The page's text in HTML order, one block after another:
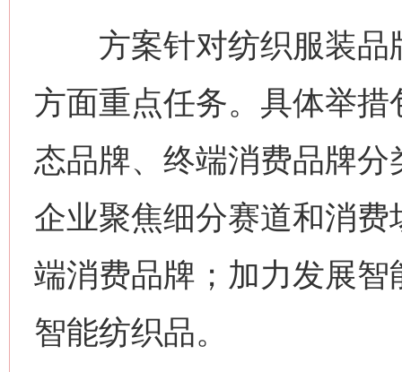
方案针对纺织服装品
方面重点任务。具体举
态品牌、终端消费品牌
企业聚焦细分赛道和消
端消费品牌；加力发展
智能纺织品。